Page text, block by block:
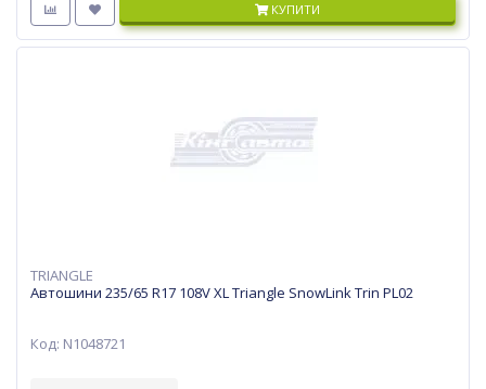
КУПИТИ
TRIANGLE
Автошини 235/65 R17 108V XL Triangle SnowLink Trin PL02
Код: N1048721